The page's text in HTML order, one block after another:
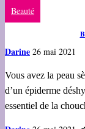
Beauté
Darine 26 mai 2021
Vous avez la peau
d’un épiderme
essentiel de la